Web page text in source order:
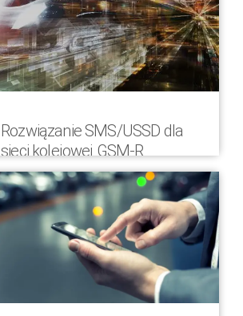
konsumentami, szczególnie w obszarze
handlu detalicznego
Rozwiązanie SMS/USSD dla
sieci kolejowej GSM-R
COMVERGA dostarczyła rozwiązanie
dla krótkich wiadomości SMS i USSD
dla sieci kolejowej GSM-R